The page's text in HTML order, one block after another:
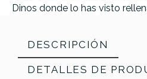
Dinos donde lo has visto
DESCRIPCIÓN
DETALLES DE